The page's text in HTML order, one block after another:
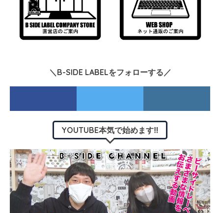
＼B-SIDE LABELをフォローする／
YOUTUBE本気で始めます‼︎